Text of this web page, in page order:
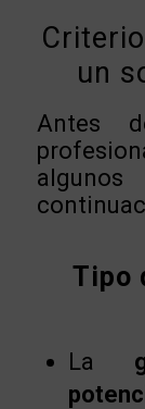
un
Antes
Tipo
La